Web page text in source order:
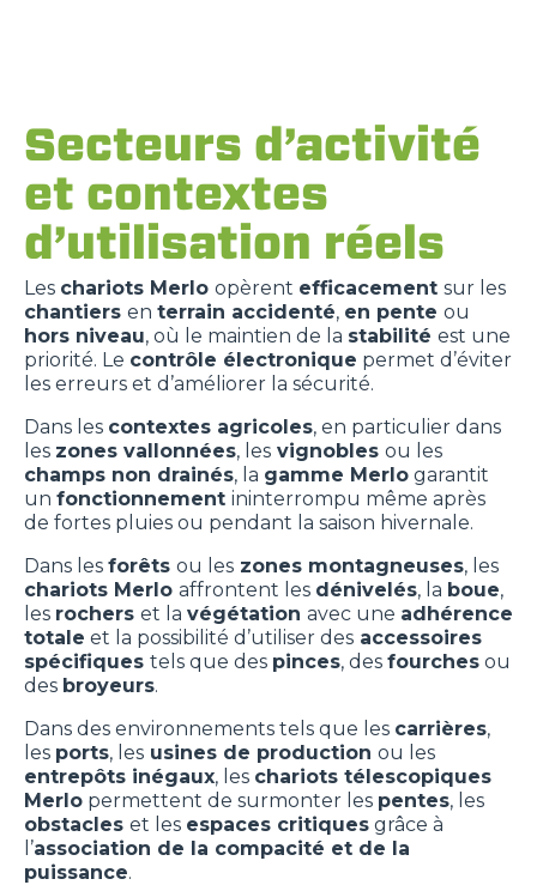
Secteurs d’activité
et contextes
d’utilisation réels
Les chariots Merlo opèrent efficacement sur les
chantiers en terrain accidenté, en pente ou
hors niveau, où le maintien de la stabilité est une
priorité. Le contrôle électronique permet d’éviter
les erreurs et d’améliorer la sécurité.
Dans les contextes agricoles, en particulier dans
les zones vallonnées, les vignobles ou les
champs non drainés, la gamme Merlo garantit
un fonctionnement ininterrompu même après
de fortes pluies ou pendant la saison hivernale.
Dans les forêts ou les zones montagneuses, les
chariots Merlo affrontent les dénivelés, la boue,
les rochers et la végétation avec une adhérence
totale et la possibilité d’utiliser des accessoires
spécifiques tels que des pinces, des fourches ou
des broyeurs.
Dans des environnements tels que les carrières,
les ports, les usines de production ou les
entrepôts inégaux, les chariots télescopiques
Merlo permettent de surmonter les pentes, les
obstacles et les espaces critiques grâce à
l’association de la compacité et de la
puissance.